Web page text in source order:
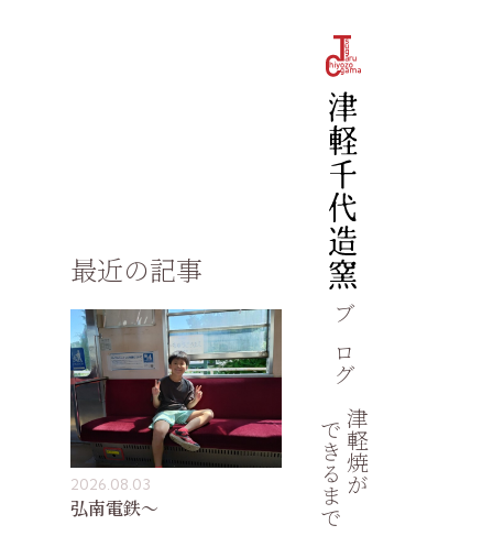
ブログ
津軽焼が
できるまで
最近の記事
2026.08.03
弘南電鉄〜